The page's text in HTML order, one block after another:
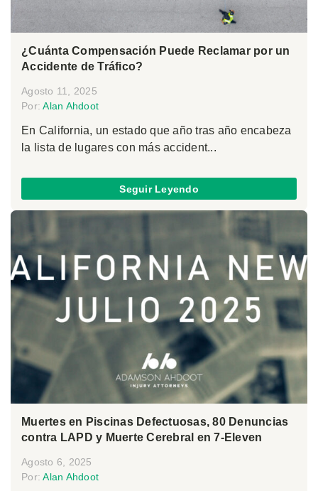
¿Cuánta Compensación Puede Reclamar por un
Accidente de Tráfico?
Agosto 11, 2025
Por:Alan Ahdoot
En California, un estado que año tras año encabeza
la lista de lugares con más accident...
Seguir Leyendo
Muertes en Piscinas Defectuosas, 80 Denuncias
contra LAPD y Muerte Cerebral en 7-Eleven
Agosto 6, 2025
Por:Alan Ahdoot